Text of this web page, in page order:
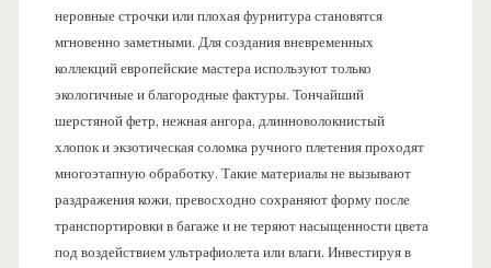
неровные строчки или плохая фурнитура становятся
мгновенно заметными. Для создания вневременных
коллекций европейские мастера используют только
экологичные и благородные фактуры. Тончайший
шерстяной фетр, нежная ангора, длинноволокнистый
хлопок и экзотическая соломка ручного плетения проходят
многоэтапную обработку. Такие материалы не вызывают
раздражения кожи, превосходно сохраняют форму после
транспортировки в багаже и не теряют насыщенности цвета
под воздействием ультрафиолета или влаги. Инвестируя в